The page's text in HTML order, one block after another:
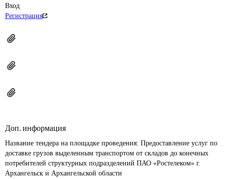
Вход
Регистрация
Доп. информация
Название тендера на площадке проведения: Предоставление услуг по
доставке грузов выделенным транспортом от складов до конечных
потребителей структурных подразделений ПАО «Ростелеком» г.
Архангельск и Архангельской области